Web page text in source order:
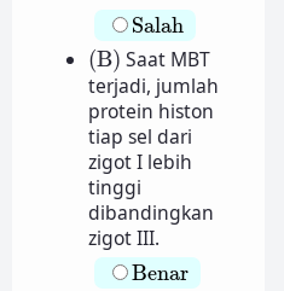
Salah
Salah
(B)
(B) Saat MBT
terjadi, jumlah
protein histon
tiap sel dari
zigot I lebih
tinggi
dibandingkan
zigot III.
Benar
Benar